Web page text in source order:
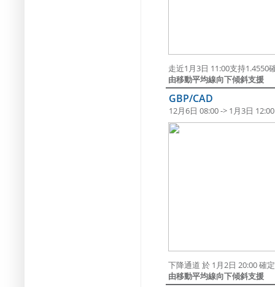
走近1月3日 11:00支持1.4550
由移動平均線向下傾斜支援
GBP/CAD
12月6日 08:00 -> 1月3日 12:00
下降通道 於 1月2日 20:00 確
由移動平均線向下傾斜支援